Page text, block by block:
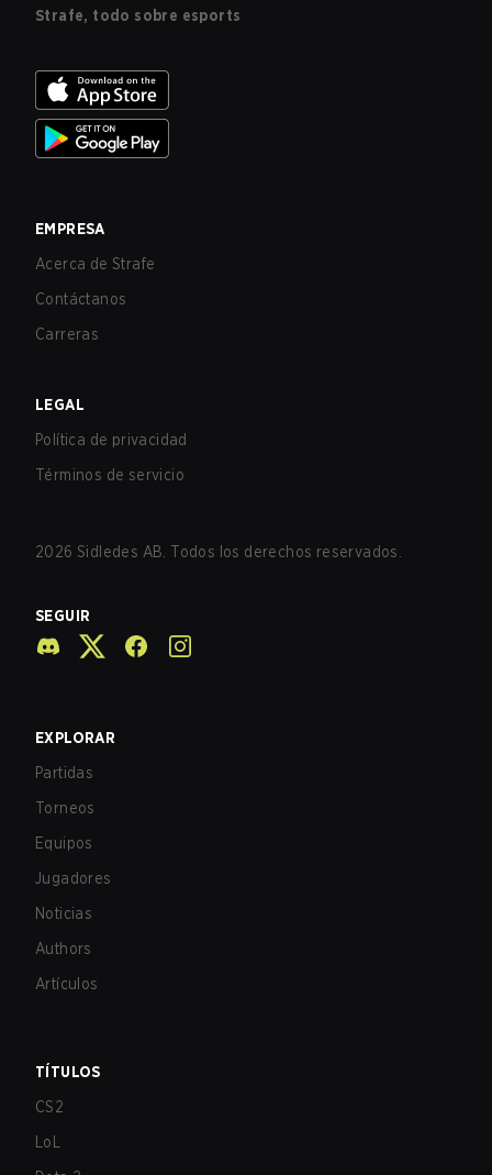
Strafe, todo sobre esports
EMPRESA
Acerca de Strafe
Contáctanos
Carreras
LEGAL
Política de privacidad
Términos de servicio
2026 Sidledes AB. Todos los derechos reservados.
SEGUIR
EXPLORAR
Partidas
Torneos
Equipos
Jugadores
Noticias
Authors
Artículos
TÍTULOS
CS2
LoL